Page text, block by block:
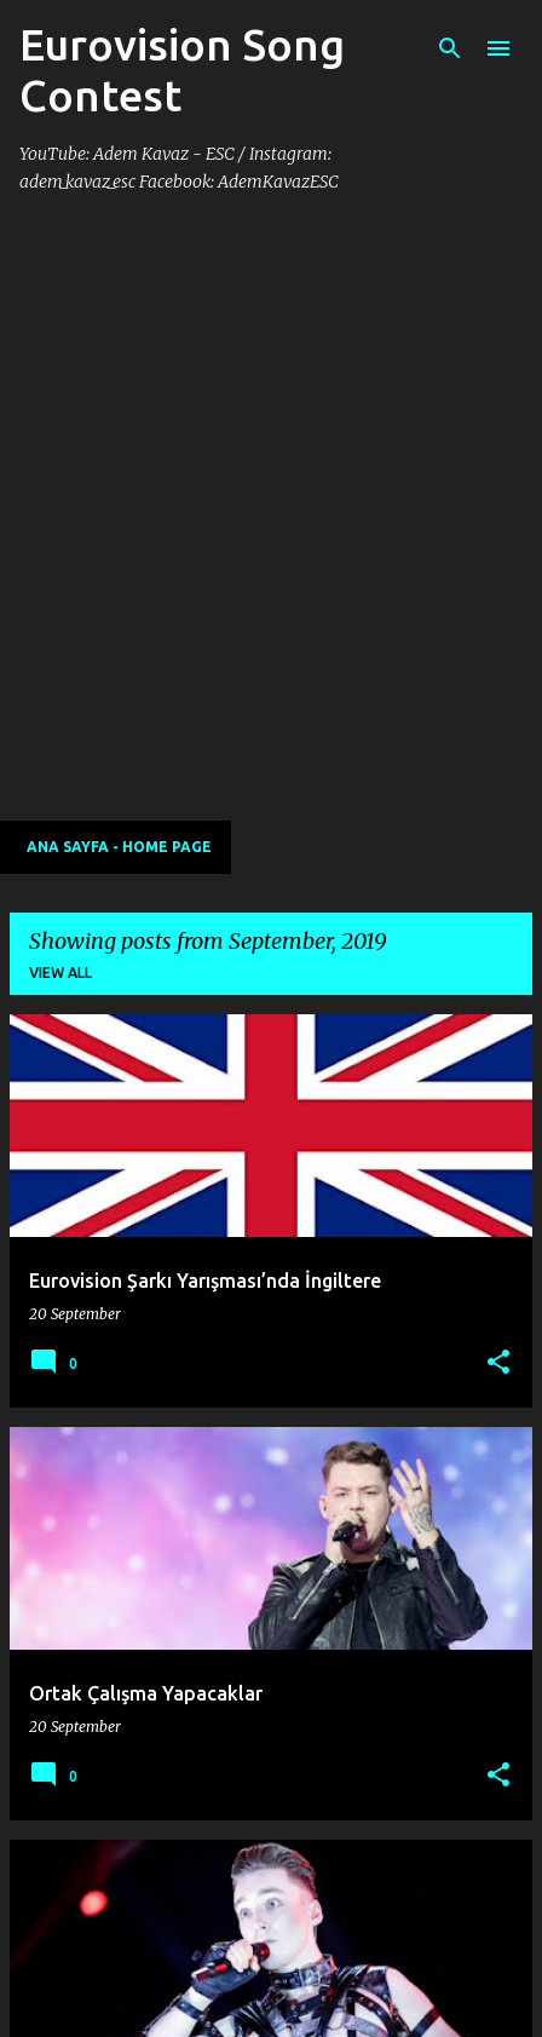
Skip to main content
Eurovision Song
Contest
YouTube: Adem Kavaz - ESC / Instagram:
adem_kavaz_esc Facebook: AdemKavazESC
ANA SAYFA - HOME PAGE
Showing posts from September, 2019
VIEW ALL
o
t
Eurovision Şarkı Yarışması’nda İngiltere
20 September
0
Ortak Çalışma Yapacaklar
20 September
0